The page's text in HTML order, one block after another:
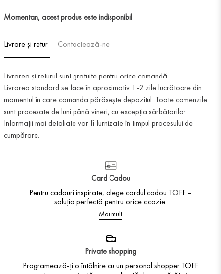
Momentan, acest produs este indisponibil
Livrare și retur Contactează-ne
Livrarea și returul sunt gratuite pentru orice comandă.
Livrarea standard se face în aproximativ 1-2 zile lucrătoare din
momentul în care comanda părăsește depozitul. Toate comenzile
sunt procesate de luni până vineri, cu excepția sărbătorilor.
Informații mai detaliate vor fi furnizate în timpul procesului de
cumpărare.
Card Cadou
Pentru cadouri inspirate, alege cardul cadou TOFF –
soluția perfectă pentru orice ocazie.
Mai mult
Private shopping
Programează-ți o întâlnire cu un personal shopper TOFF